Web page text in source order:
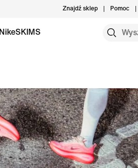
Znajdź sklep Pomoc
NikeSKIMS